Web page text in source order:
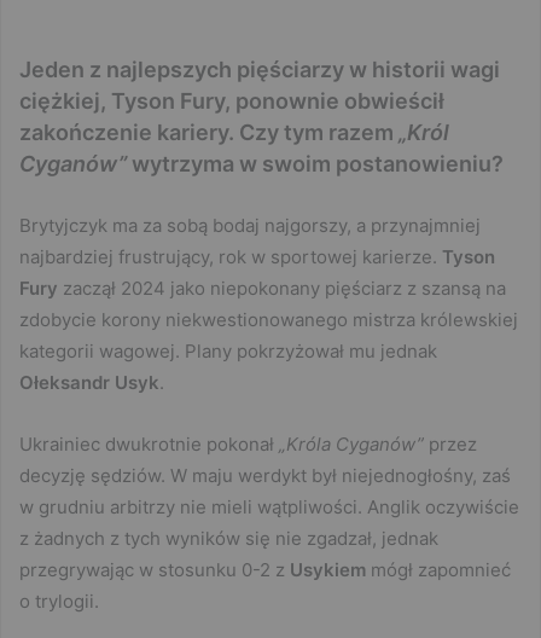
Jeden z najlepszych pięściarzy w historii wagi
ciężkiej, Tyson Fury, ponownie obwieścił
zakończenie kariery. Czy tym razem „Król
Cyganów”wytrzyma w swoim postanowieniu?
Brytyjczyk ma za sobą bodaj najgorszy, a przynajmniej
najbardziej frustrujący, rok w sportowej karierze. Tyson
Fury zaczął 2024 jako niepokonany pięściarz z szansą na
zdobycie korony niekwestionowanego mistrza królewskiej
kategorii wagowej. Plany pokrzyżował mu jednak
Ołeksandr Usyk.
Ukrainiec dwukrotnie pokonał „Króla Cyganów” przez
decyzję sędziów. W maju werdykt był niejednogłośny, zaś
w grudniu arbitrzy nie mieli wątpliwości. Anglik oczywiście
z żadnych z tych wyników się nie zgadzał, jednak
przegrywając w stosunku 0-2 z Usykiem mógł zapomnieć
o trylogii.